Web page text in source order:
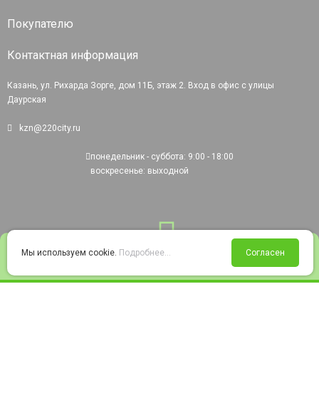
Войти Избранное Корзина
Покупателю
Контактная информация
Казань, ул. Рихарда Зорге, дом 11Б, этаж 2. Вход в офис с улицы
Даурская
kzn@220city.ru
понедельник - суббота: 9:00 - 18:00
воскресенье: выходной
Мы используем cookie. Подробнее... Согласен